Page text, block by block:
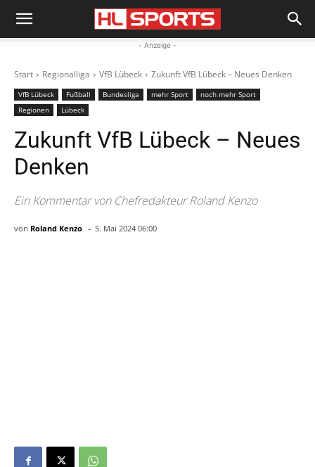
- Anzeige -
Start Regionalliga VfB Lübeck Zukunft VfB Lübeck – Neues Denken
VfB Lübeck Fußball Bundesliga mehr Sport
noch mehr Sport
Regionen
Lübeck
Zukunft VfB Lübeck – Neues
Denken
Ein Kommentar von Chefredakteur Roland Kenzo
von Roland Kenzo - 5. Mai 2024 06:00